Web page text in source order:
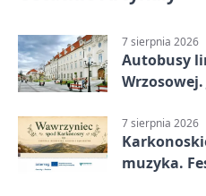
7 sierpnia 2026
Autobusy
7 sierpnia 2026
muzyka.